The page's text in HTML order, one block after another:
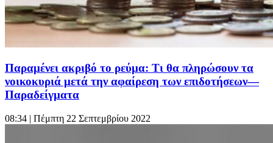
Παραμένει ακριβό το ρεύμα: Τι θα πληρώσουν τα
νοικοκυριά μετά την αφαίρεση των επιδοτήσεων—
Παραδείγματα
08:34 | Πέμπτη 22 Σεπτεμβρίου 2022